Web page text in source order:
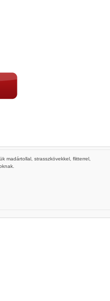
madártollal, strasszkövekkel, flitterrel,